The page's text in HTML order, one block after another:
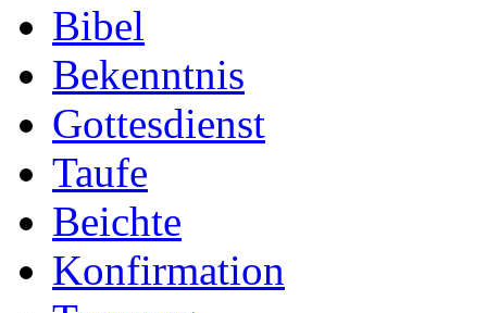
Bibel
Bekenntnis
Gottesdienst
Taufe
Beichte
Konfirmation